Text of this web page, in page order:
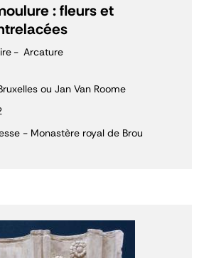
: fleurs et
Arcature
ou Jan Van Roome
- Monastère royal de Brou